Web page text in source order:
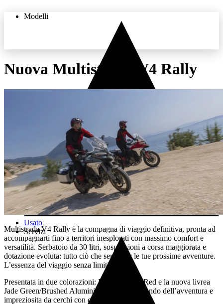
Modelli
Usato
Servizi
Nuova Multistrada V4 Rally
Multistrada V4 Rally è la compagna di viaggio definitiva, pronta ad
accompagnarti fino a territori inesplorati con massimo comfort e
versatilità. Serbatoio da 30 litri, sospensioni a corsa maggiorata e
dotazione evoluta: tutto ciò che serve per le tue prossime avventure.
L’essenza del viaggio senza limiti.
Presentata in due colorazioni: Livrea Ducati Red e la nuova livrea
Jade Green/Brushed Aluminium ispirata al mondo dell’avventura e
impreziosita da cerchi con canale dorato.